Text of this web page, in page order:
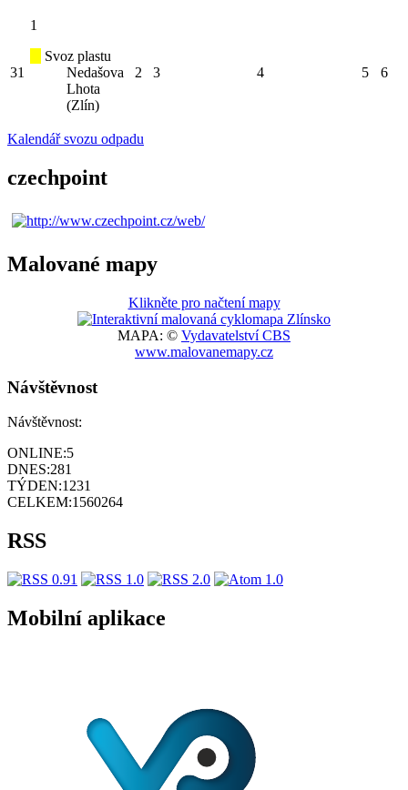
31
1
Svoz plastu
Nedašova
Lhota
(Zlín)
2 3 4 5 6
Kalendář svozu odpadu
czechpoint
Malované mapy
Klikněte pro načtení mapy
MAPA: © Vydavatelství CBS
www.malovanemapy.cz
Návštěvnost
Návštěvnost:
ONLINE:5
DNES:281
TÝDEN:1231
CELKEM:1560264
RSS
Mobilní aplikace